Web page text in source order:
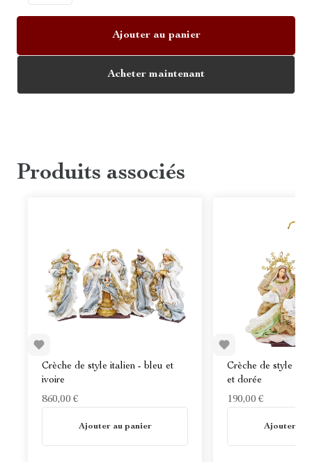
Ajouter au panier
Acheter maintenant
Produits associés
Crèche de style italien - bleu et
ivoire
860,00 €
Ajouter au panier
Crèche de style
et dorée
190,00 €
Ajouter au